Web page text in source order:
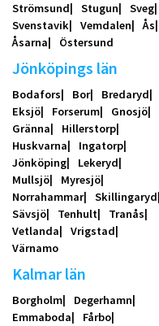
Strömsund
Stugun
Sveg
Svenstavik
Vemdalen
Ås
Åsarna
Östersund
Jönköpings län
Bodafors Bor
Bredaryd
Eksjö
Forserum
Gnosjö
Gränna
Hillerstorp
Huskvarna
Ingatorp
Jönköping
Lekeryd
Mullsjö
Myresjö
Norrahammar
Skillingaryd
Sävsjö
Tenhult
Tranås
Vetlanda
Vrigstad
Värnamo
Kalmar län
Borgholm
Degerhamn
Emmaboda
Fårbo